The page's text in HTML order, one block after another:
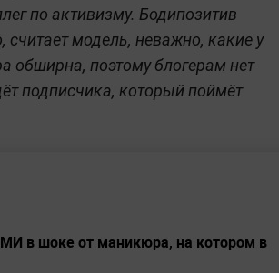
по активизму. Бодипозитив
считает модель, неважно, какие у
обширна, поэтому блогерам нет
подписчика, который поймёт
в шоке от маникюра, на котором в